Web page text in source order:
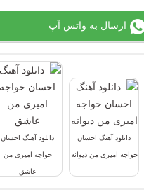
ارسال به واتس آپ
دانلود آهنگ احسان
خواجه امیری من دیوانه
دانلود آهنگ احسان
خواجه امیری من
عاشق